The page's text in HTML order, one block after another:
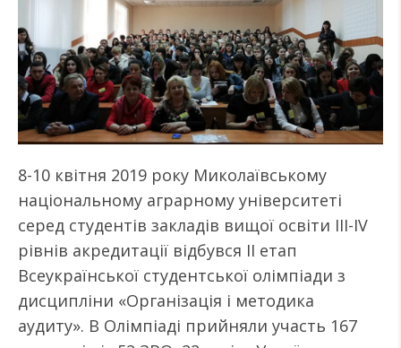
8-10 квітня 2019 року Миколаївському
національному аграрному університеті
серед студентів закладів вищої освіти ІІІ-ІV
рівнів акредитації відбувся ІІ етап
Всеукраїнської студентської олімпіади з
дисципліни «Організація і методика
аудиту». В Олімпіаді прийняли участь 167